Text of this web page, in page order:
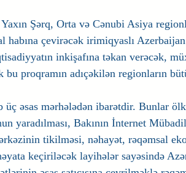
Şərq, Orta və Cənubi Asiya
habına çevirəcək irimiqyaslı
inkişafına təkan verəcək,
bu proqramın adıçəkilən regionların
əsas mərhələdən ibarətdir. Bunlar
yaradılması, Bakının İnternet
tikilməsi, nəhayət, rəqəmsal
keçiriləcək layihələr sayəsində